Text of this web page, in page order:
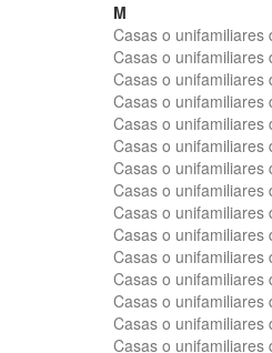
M
Casas o unifamiliares
Casas o unifamiliares
Casas o unifamiliares
Casas o unifamiliares
Casas o
Casas o
Casas o unifamiliares
Casas o unifamiliares
Casas o
Casas o unifamiliares
Casas o unifamiliares
Casas o unifamiliares
Casas o unifamiliares
Casas o unifamiliares
Casas o unifamiliares